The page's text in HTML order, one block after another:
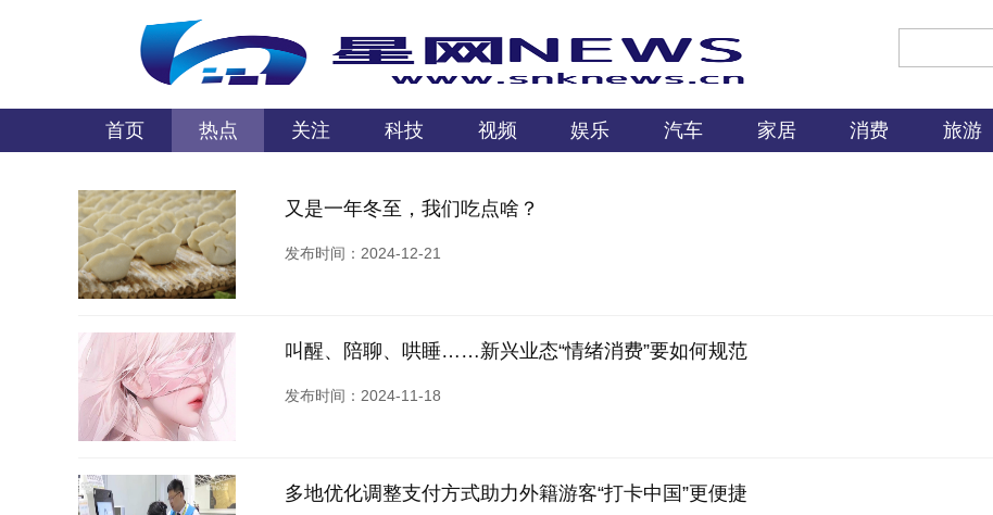
首页 热点 关注 科技 视频 娱乐 汽车 家居 消费 旅游
又是一年冬至，我们吃点啥？
发布时间：2024-12-21
叫醒、陪聊、哄睡……新兴业态“情绪消费”要如何规范
发布时间：2024-11-18
多地优化调整支付方式助力外籍游客“打卡中国”更便捷